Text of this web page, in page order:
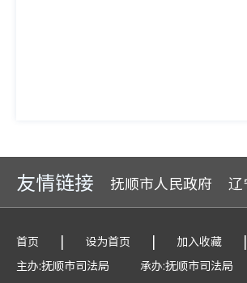
友情链接 抚顺市人民政府 辽
首页 | 设为首页 | 加入收藏 |
主办:抚顺市司法局
承办:抚顺市司法局